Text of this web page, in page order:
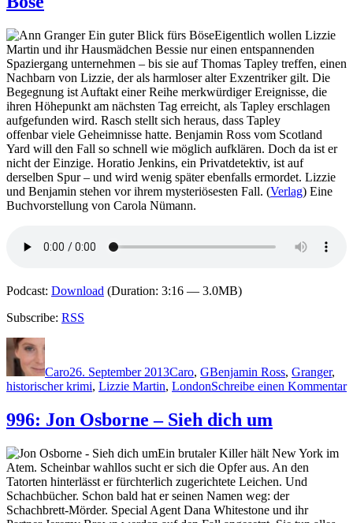
Eigentlich wollen Lizzie
Martin und ihr Hausmädchen Bessie nur einen entspannenden
Spaziergang unternehmen – bis sie auf Thomas Tapley treffen, einen
Nachbarn von Lizzie, der als harmloser alter Exzentriker gilt. Die
Begegnung ist Auftakt einer Reihe merkwürdiger Ereignisse, die
ihren Höhepunkt am nächsten Tag erreicht, als Tapley erschlagen
aufgefunden wird. Rasch stellt sich heraus, dass Tapley
offenbar viele Geheimnisse hatte. Benjamin Ross vom Scotland
Yard will den Fall so schnell wie möglich aufklären. Doch da ist er
nicht der Einzige. Horatio Jenkins, ein Privatdetektiv, ist auf
derselben Spur – und wird wenig später ebenfalls ermordet. Lizzie
und Benjamin stehen vor ihrem mysteriösesten Fall. (Verlag) Eine
Buchvorstellung von Carola Nümann.
Podcast: Download (Duration: 3:16 — 3.0MB)
Subscribe: RSS
Autor
Caro26. September 2013Caro, GBenjamin Ross, Granger,
historischer krimi, Lizzie Martin, LondonSchreibe einen Kommentar
996: Jon Osborne – Sieh dich um
Ein brutaler Killer hält New York im
Atem. Scheinbar wahllos sucht er sich die Opfer aus. An den
Tatorten hinterlässt er fürchterlich zugerichtete Leichen. Und
Schachbücher. Schon bald hat er seinen Namen weg: der
Schachbrett-Mörder. Special Agent Dana Whitestone und ihr